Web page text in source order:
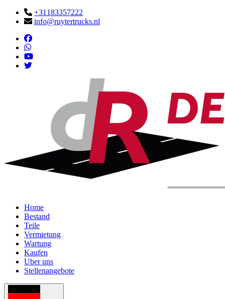
+31183357222
info@ruytertrucks.nl
Home
Bestand
Teile
Vermietung
Wartung
Kaufen
Uber uns
Stellenangebote